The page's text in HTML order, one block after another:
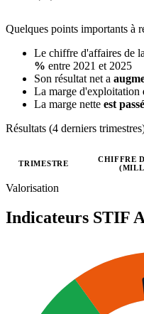
Quelques points importants à
Le chiffre d'affaires de
% entre 2021 et 2025
Son résultat net a
La marge d'exploitation
La marge nette est
Résultats (4 derniers
Valeurs trimestrielles en
TRIMESTRE
CHIFFRE
Valorisation
Indicateurs STIF